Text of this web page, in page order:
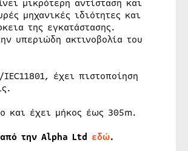
μικρότερη αντίσταση και
μηχανικές ιδιότητες και
της εγκατάστασης.
υπεριώδη ακτινοβολία του
έχει πιστοποίηση
και έχει μήκος έως 305m.
την Alpha Ltd εδώ.